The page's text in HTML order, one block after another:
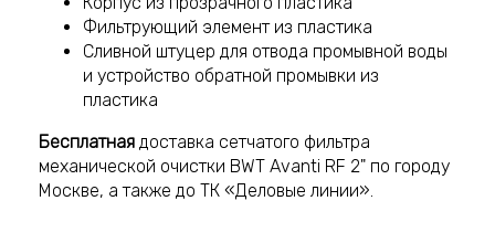
Фильтрующий элемент из пластика
Cливной штуцер для отвода промывной воды
и устройство обратной промывки из
пластика
Бесплатная доставка сетчатого фильтра
механической очистки BWT Avanti RF 2" по городу
Москве, а также до ТК «Деловые линии».